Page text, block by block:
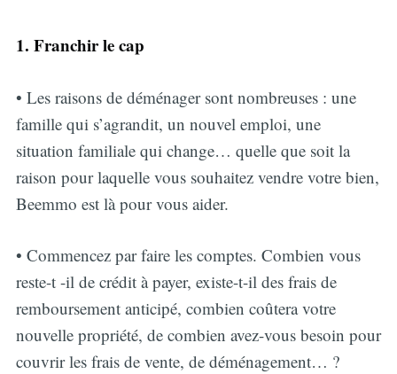
1. Franchir le cap
• Les raisons de déménager sont nombreuses : une
famille qui s’agrandit, un nouvel emploi, une
situation familiale qui change… quelle que soit la
raison pour laquelle vous souhaitez vendre votre bien,
Beemmo est là pour vous aider.
• Commencez par faire les comptes. Combien vous
reste-t -il de crédit à payer, existe-t-il des frais de
remboursement anticipé, combien coûtera votre
nouvelle propriété, de combien avez-vous besoin pour
couvrir les frais de vente, de déménagement… ?